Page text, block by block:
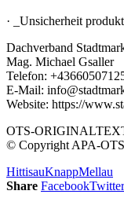
· _Unsicherheit
Dachverband
Mag. Michael Gsaller
Telefon:
E-Mail:
Website: https://
OTS-
© Copyright APA-
HittisauKnappMellau
Share FacebookTwitter